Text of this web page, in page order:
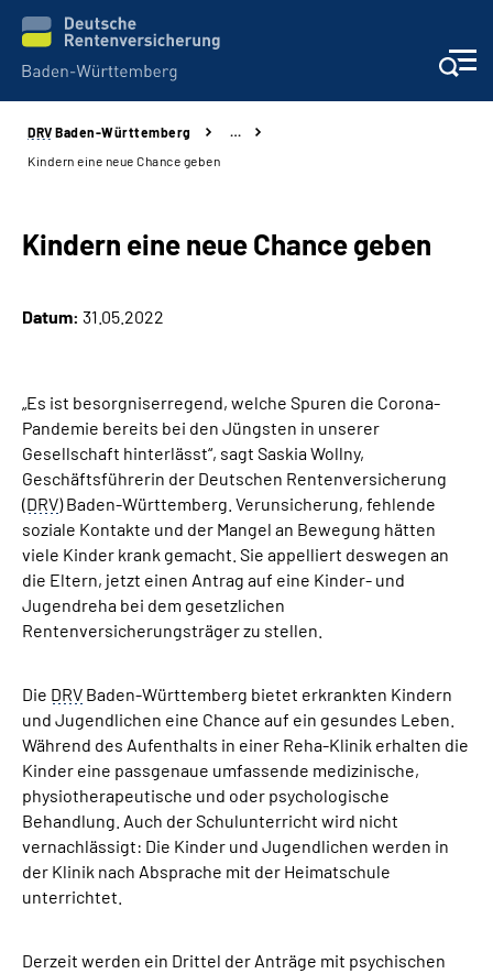
Beratung und Kontakt
Karriere
Über uns
Inhalte in Gebärdensprache (DGS)
Leichte Sprache
Suche
Mein Kundenportal
DRV Baden-Württemberg
…
Kindern eine neue Chance geben
Kindern eine neue Chance geben
Datum: 31.05.2022
„Es ist besorgniserregend, welche Spuren die Corona-
Pandemie bereits bei den Jüngsten in unserer
Gesellschaft hinterlässt“, sagt Saskia Wollny,
Geschäftsführerin der Deutschen Rentenversicherung
(DRV) Baden-Württemberg. Verunsicherung, fehlende
soziale Kontakte und der Mangel an Bewegung hätten
viele Kinder krank gemacht. Sie appelliert deswegen an
die Eltern, jetzt einen Antrag auf eine Kinder- und
Jugendreha bei dem gesetzlichen
Rentenversicherungsträger zu stellen.
Die DRV Baden-Württemberg bietet erkrankten Kindern
und Jugendlichen eine Chance auf ein gesundes Leben.
Während des Aufenthalts in einer Reha-Klinik erhalten die
Kinder eine passgenaue umfassende medizinische,
physiotherapeutische und oder psychologische
Behandlung. Auch der Schulunterricht wird nicht
vernachlässigt: Die Kinder und Jugendlichen werden in
der Klinik nach Absprache mit der Heimatschule
unterrichtet.
Derzeit werden ein Drittel der Anträge mit psychischen